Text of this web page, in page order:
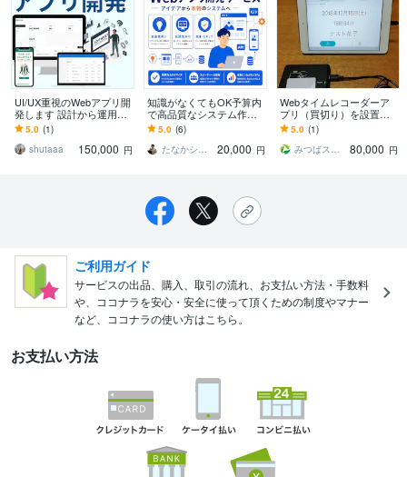
UI/UX重視のWebアプリ開
発します 設計から運用ま
で丸ごと対応OK！
5.0 (1)
shutaaa
150,000 円
知識がなくてもOK予算内
で高品質なシステム作り
ます 丁寧なコミュニケー
ションを心掛けていま
す！
5.0 (6)
たなかシステム
20,000 円
Webタイムレコーダーア
プリ（買切り）を設置し
ます ICカードリーダーと
ブラウザを利用したタイ
ムレコーダーです。
5.0 (1)
みつばスタジオ
80,000 円
ご利用ガイド
サービスの出品、購入、取引の流れ、お支払い方法・手数料
や、ココナラを安心・安全に使って頂くための制度やマナー
など、ココナラの使い方はこちら。
お支払い方法